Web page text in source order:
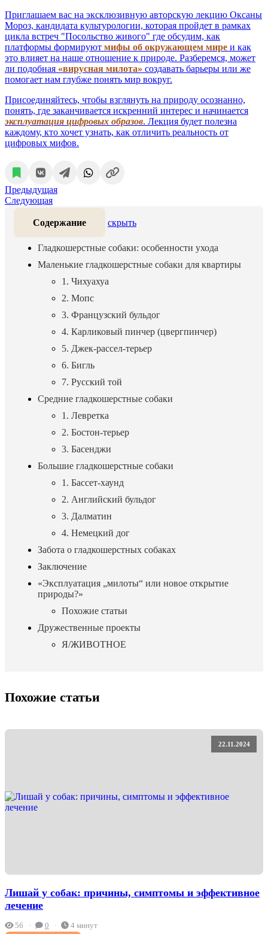
Приглашаем вас на эксклюзивную авторскую лекцию Оксаны
Мороз, кандидата культурологии, которая пройдет в рамках
цикла встреч "Посольство живого" где обсудим, как
платформы формируют мифы об окружающем мире и как
это влияет на наше отношение к природе. Разберемся, может
ли подобная «вирусная милота» создавать барьеры или же
помогает нам глубже понять мир вокруг.
Присоединяйтесь, чтобы взглянуть на природу осознанно,
понять, где заканчивается искренний интерес и начинается
эксплуатация цифровых образов. Лекция будет полезна
каждому, кто хочет узнать, как отличить реальность от
цифровых мифов.
Предыдущая
Следующая
Содержание скрыть
Гладкошерстные собаки: особенности ухода
Маленькие гладкошерстные собаки для квартиры
1. Чихуахуа
2. Мопс
3. Французский бульдог
4. Карликовый пинчер (цвергпинчер)
5. Джек-рассел-терьер
6. Бигль
7. Русский той
Средние гладкошерстные собаки
1. Левретка
2. Бостон-терьер
3. Басенджи
Большие гладкошерстные собаки
1. Бассет-хаунд
2. Английский бульдог
3. Далматин
4. Немецкий дог
Забота о гладкошерстных собаках
Заключение
«Эксплуатация „милоты“ или новое открытие
природы?»
Похожие статьи
Дружественные проекты
Я/ЖИВОТНОЕ
Похожие статьи
22.11.2024
Лишай у собак: причины, симптомы и эффективное
лечение
56 0 4 минут